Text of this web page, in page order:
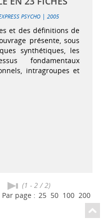
PSYCHO | 2005
et des définitions de
présente, sous
synthétiques, les
fondamentaux
intragroupes et
(1 - 2 / 2)
Par page : 25 50 100 200